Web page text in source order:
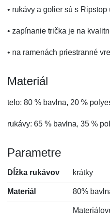
• rukávy a golier sú s Ripstop
• zapínanie trička je na
• na ramenách priestranné
Materiál
telo: 80 % bavlna, 20 %
rukávy: 65 % bavlna, 35 %
Parametre
Dĺžka rukávov krátky
Materiál 80%